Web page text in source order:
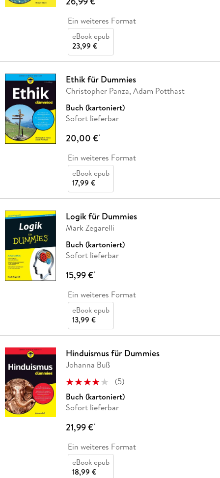
Ein weiteres Format
eBook epub
23,99 €
Ethik für Dummies
Christopher Panza, Adam Potthast
Buch (kartoniert)
Sofort lieferbar
20,00 €*
Ein weiteres Format
eBook epub
17,99 €
Logik für Dummies
Mark Zegarelli
Buch (kartoniert)
Sofort lieferbar
15,99 €*
Ein weiteres Format
eBook epub
13,99 €
Hinduismus für Dummies
Johanna Buß
(5)
Buch (kartoniert)
Sofort lieferbar
21,99 €*
Ein weiteres Format
eBook epub
18,99 €